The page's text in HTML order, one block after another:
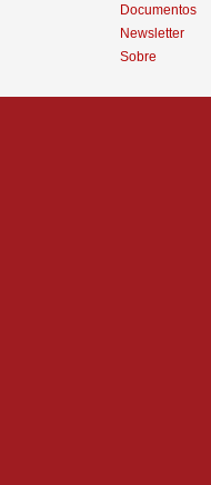
Documentos
Newsletter
Sobre